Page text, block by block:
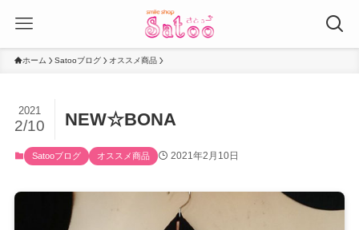
ホーム Satooブログ オススメ商品
NEW☆BONA
2021
2/10
Satooブログ オススメ商品 2021年2月10日